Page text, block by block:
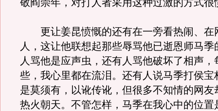
敬阎崇年，对打人者采用这种过激的方式很
更让姜昆愤慨的还有在一旁看热闹、在
人，这让他联想起那些辱骂他已逝恩师马季
人骂他是应声虫，还有人骂他破坏了相声，
些，我心里都在流泪。还有人说马季打侯宝
是莫须有，以讹传讹，但很多不知情的网友
热火朝天。不管怎样，马季在我心中的位置